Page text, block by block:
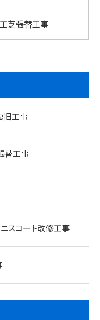
芝張替工事
旧工事
替工事
スコート改修工事